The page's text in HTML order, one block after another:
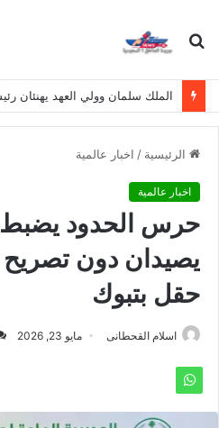
بحث
الملك سلمان وولي العهد يهنئان
الرئيسية / اخبار عالمية
اخبار عالمية
حرس الحدود يضبط
يصيدان دون
حقل بتبوك
اسلام القحطانى مايو 23, 2026